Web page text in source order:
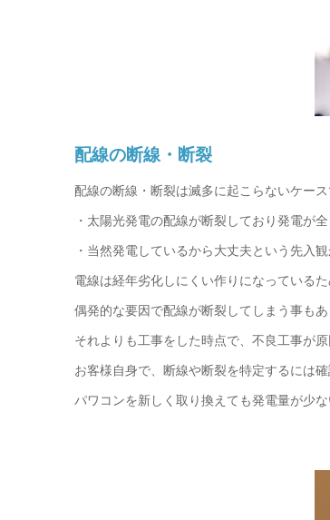
配線の断線・断裂
配線の断線・断裂は滅多に起こらないケー
・太陽光発電の配線が断裂しており発電が
・当然発電しているから大丈夫という先入
電線は経年劣化しにくい作りになっている
偶発的な要因で配線が断裂してしまう事もあ
それよりも工事をした時点で、不良工事が
お客様自身で、断線や断裂を特定するには確
パワコンを新しく取り換えても発電量が少